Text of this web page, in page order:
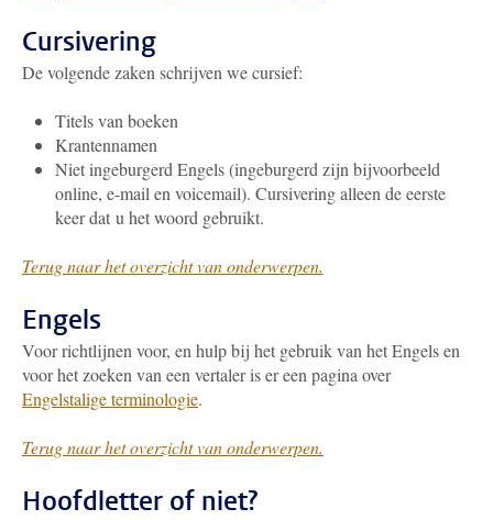
Cursivering
De volgende zaken schrijven we cursief:
Titels van boeken
Krantennamen
Niet ingeburgerd Engels (ingeburgerd zijn bijvoorbeeld
online, e-mail en voicemail). Cursivering alleen de eerste
keer dat u het woord gebruikt.
Terug naar het overzicht van onderwerpen.
Engels
Voor richtlijnen voor, en hulp bij het gebruik van het Engels en
voor het zoeken van een vertaler is er een pagina over
Engelstalige terminologie.
Terug naar het overzicht van onderwerpen.
Hoofdletter of niet?